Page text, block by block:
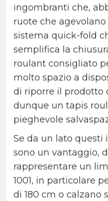
ingombranti che,
ruote che
sistema quick-fold
semplifica la
roulant consigliato
molto spazio a
di riporre il prodotto
dunque un tapis
pieghevole
Se da un lato
sono un vantaggio,
rappresentare un
1001, in particolare
di 180 cm o calzano